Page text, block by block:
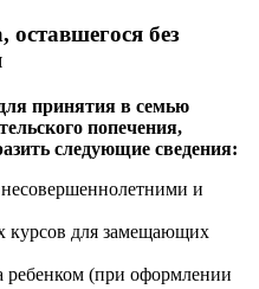
оставшегося без
принятия в семью
попечения,
следующие сведения:
и
курсов для замещающих
ребенком (при оформлении